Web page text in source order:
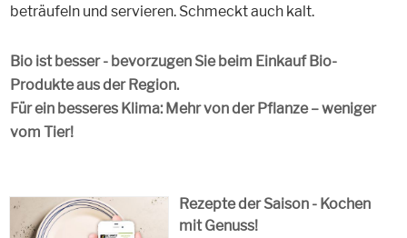
beträufeln und servieren. Schmeckt auch kalt.
Bio ist besser - bevorzugen Sie beim Einkauf Bio-
Produkte aus der Region.
Für ein besseres Klima: Mehr von der Pflanze – weniger
vom Tier!
Rezepte der Saison - Kochen
mit Genuss!